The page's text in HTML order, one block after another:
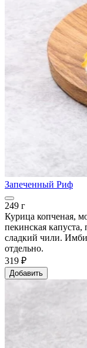
Запеченный Риф
249 г
Курица копченая,
пекинская
сладкий чили.
отдельно.
319 ₽
Добавить